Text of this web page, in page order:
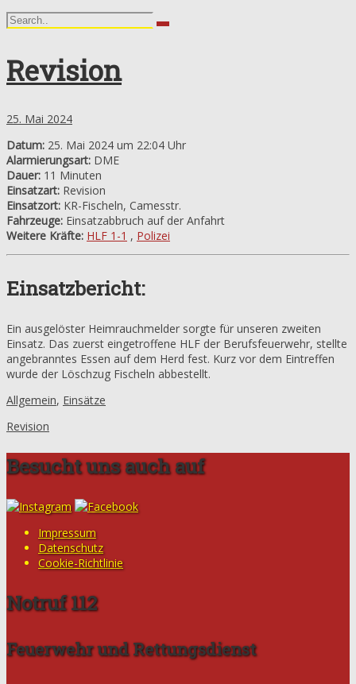
Revision
25. Mai 2024
Datum: 25. Mai 2024 um 22:04 Uhr
Alarmierungsart: DME
Dauer: 11 Minuten
Einsatzart: Revision
Einsatzort: KR-Fischeln, Camesstr.
Fahrzeuge: Einsatzabbruch auf der Anfahrt
Weitere Kräfte: HLF 1-1 , Polizei
Einsatzbericht:
Ein ausgelöster Heimrauchmelder sorgte für unseren zweiten
Einsatz. Das zuerst eingetroffene HLF der Berufsfeuerwehr, stellte
angebranntes Essen auf dem Herd fest. Kurz vor dem Eintreffen
wurde der Löschzug Fischeln abbestellt.
Allgemein, Einsätze
Revision
Besucht uns auch auf
Impressum
Datenschutz
Cookie-Richtlinie
Notruf 112
Feuerwehr und Rettungsdienst